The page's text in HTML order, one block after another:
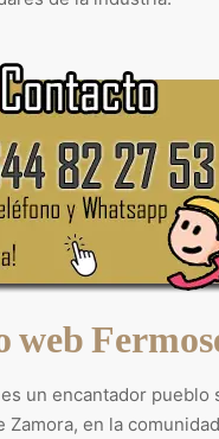
web
un encantador pueblo
Zamora, en la